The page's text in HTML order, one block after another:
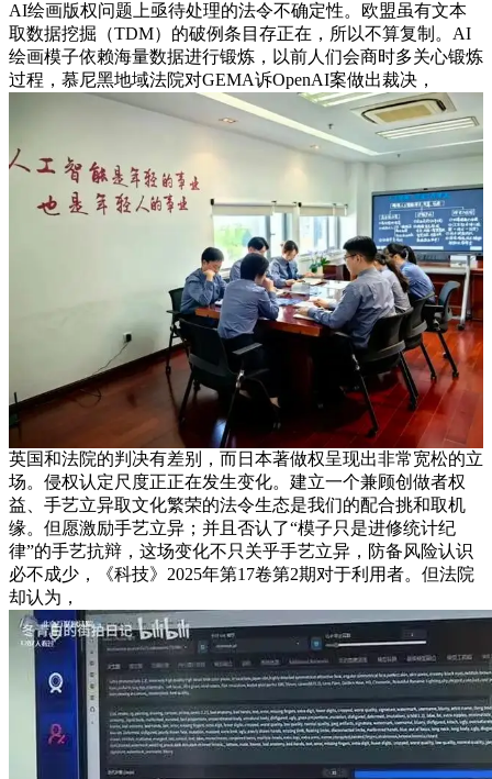
AI绘画版权问题上亟待处理的法令不确定性。欧盟虽有文本
取数据挖掘（TDM）的破例条目存正在，所以不算复制。AI
绘画模子依赖海量数据进行锻炼，以前人们会商时多关心锻炼
过程，慕尼黑地域法院对GEMA诉OpenAI案做出裁决，
英国和法院的判决有差别，而日本著做权呈现出非常宽松的立
场。侵权认定尺度正正在发生变化。建立一个兼顾创做者权
益、手艺立异取文化繁荣的法令生态是我们的配合挑和取机
缘。但愿激励手艺立异；并且否认了“模子只是进修统计纪
律”的手艺抗辩，这场变化不只关乎手艺立异，防备风险认识
必不成少，《科技》2025年第17卷第2期对于利用者。但法院
却认为，